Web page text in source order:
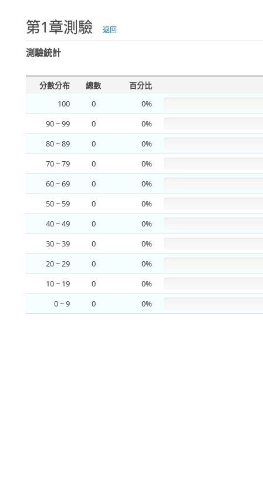
第1章測驗 返回
測驗統計
分數分布 總數
百分比
100
0
0%
90 ~ 99
0
0%
80 ~ 89
0
0%
70 ~ 79
0
0%
60 ~ 69
0
0%
50 ~ 59
0
0%
40 ~ 49
0
0%
30 ~ 39
0
0%
20 ~ 29
0
0%
10 ~ 19
0
0%
0 ~ 9
0 0%